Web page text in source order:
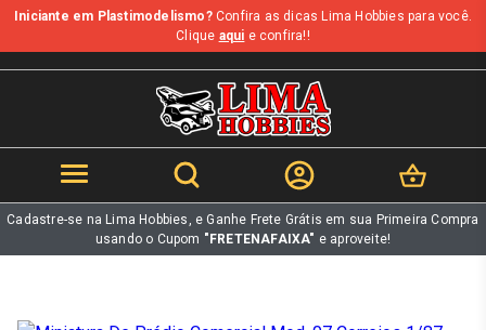
b
Iniciante em Plastimodelismo?Confira as dicas Lima Hobbies para você.
Clique aqui e confira!!
Cadastre-se na Lima Hobbies, e Ganhe Frete Grátis em sua Primeira Compra
usando o Cupom "FRETENAFAIXA" e aproveite!